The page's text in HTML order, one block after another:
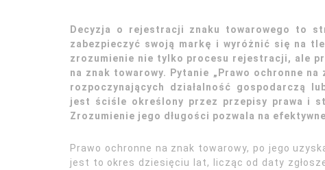
Decyzja o rejestracji znaku towarowego to
zabezpieczyć swoją markę i wyróżnić się na
zrozumienie nie tylko procesu rejestracji, ale
na znak towarowy. Pytanie „Prawo ochronne
rozpoczynających działalność gospodarczą
jest ściśle określony przez przepisy prawa i
Zrozumienie jego długości pozwala na
Prawo ochronne na znak towarowy, po jego
jest to okres dziesięciu lat, licząc od daty